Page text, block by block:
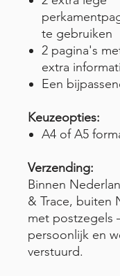
te gebruiken
2 pagina's
extra
Een
Keuzeopties:
A4 of A5
Verzending:
Binnen
& Trace, buiten
met postzegels
persoonlijk en
verstuurd.